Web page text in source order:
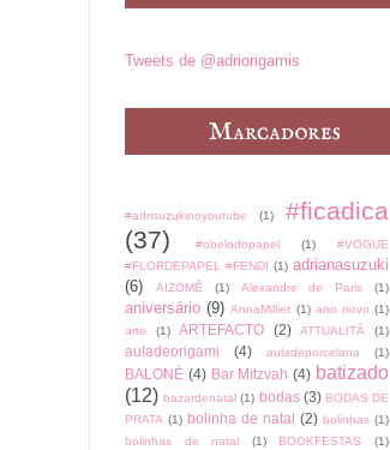
Tweets de @adriorigamis
#adrisuzukinoyoutube (1)
#ficadica
(37)
#obelodopapel (1)
#VOGUE
#FLORDEPAPEL #FENDI (1) adrianasuzuki
(6)
AIZOMÊ (1) Alexandre de Paris (1)
aniversário (9) AnnaMilliet (1) ano novo (1)
arte
(1) ARTEFACTO (2) ATTUALITÀ (1)
auladeorigami (4) auladeporcelana (1)
BALONÈ (4) Bar Mitzvah (4) batizado
(12) bazardenatal (1) bodas (3) BODAS DE
PRATA (1) bolinha de natal (2) bolinhas (1)
bolinhas de natal
(1) BOOKFESTAS (1)